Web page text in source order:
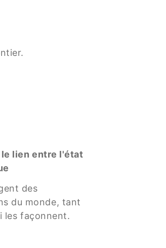
lien entre l'état
des
du monde, tant
les façonnent.